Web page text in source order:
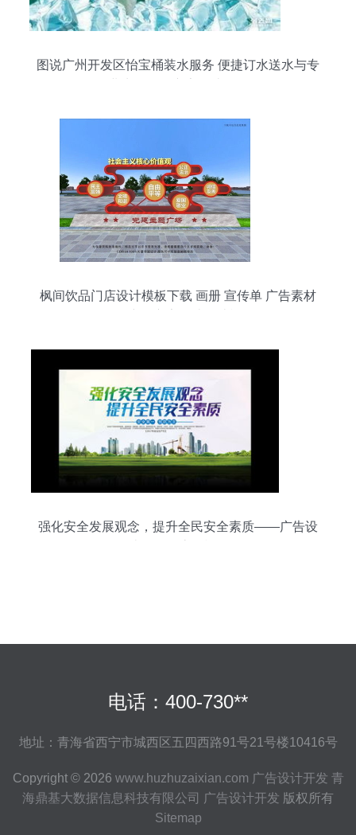
图说广州开发区怡宝桶装水服务 便捷订水送水与专
枫间饮品门店设计模板下载 画册 宣传单 广告素材
强化安全发展观念，提升全民安全素质——广告设
电话：400-730**
地址：青海省西宁市城西区五四西路91号21号楼10416号
Copyright © 2026 www.huzhuzaixian.com 广告设计开发 青
海鼎基大数据信息科技有限公司 广告设计开发 版权所有
Sitemap